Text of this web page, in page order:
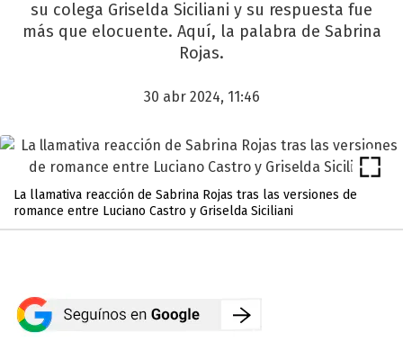
su colega Griselda Siciliani y su respuesta fue
más que elocuente. Aquí, la palabra de Sabrina
Rojas.
30 abr 2024, 11:46
La llamativa reacción de Sabrina Rojas tras las versiones de
romance entre Luciano Castro y Griselda Siciliani